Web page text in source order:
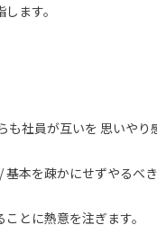
ます。
も社員が互いを 思いやり
本を疎かにせずやるべ
とに熱意を注ぎます。